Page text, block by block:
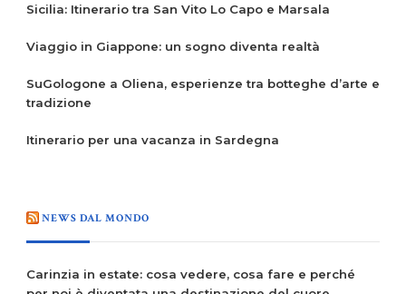
Sicilia: Itinerario tra San Vito Lo Capo e Marsala
Viaggio in Giappone: un sogno diventa realtà
SuGologone a Oliena, esperienze tra botteghe d’arte e
tradizione
Itinerario per una vacanza in Sardegna
NEWS DAL MONDO
Carinzia in estate: cosa vedere, cosa fare e perché